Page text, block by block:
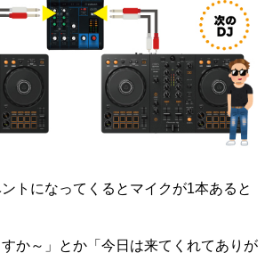
トになってくるとマイクが1本あると
すか～」とか「今日は来てくれてありが